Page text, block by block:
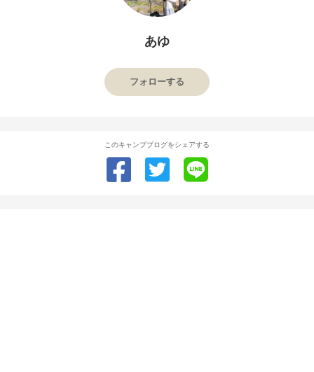
あゆ
フォローする
このキャンプブログをシェアする